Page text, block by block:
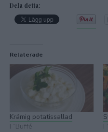
Dela detta:
Relaterade
Krämig potatissallad
I ”Buffé”
I